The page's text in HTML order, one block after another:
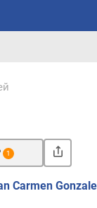
1
Carmen